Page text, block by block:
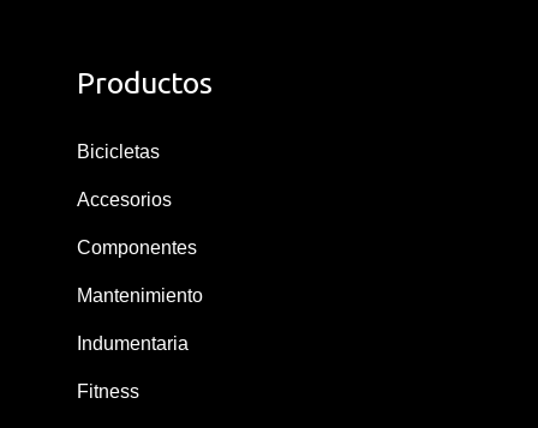
Productos
Bicicletas
Accesorios
Componentes
Mantenimiento
Indumentaria
Fitness